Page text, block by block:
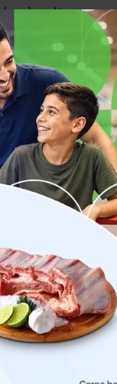
à cultura
das
é o time